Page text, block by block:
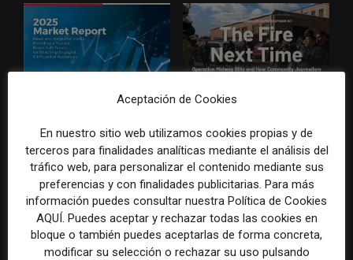
Los medios informativos y
audiencias más influyentes y
con mayor capacidad de
gasto
mejoran la cobertura en
situaciones críticas
Aceptación de Cookies
En nuestro sitio web utilizamos cookies propias y de
terceros para finalidades analíticas mediante el análisis del
tráfico web, para personalizar el contenido mediante sus
preferencias y con finalidades publicitarias. Para más
información puedes consultar nuestra Política de Cookies
AQUÍ. Puedes aceptar y rechazar todas las cookies en
bloque o también puedes aceptarlas de forma concreta,
modificar su selección o rechazar su uso pulsando